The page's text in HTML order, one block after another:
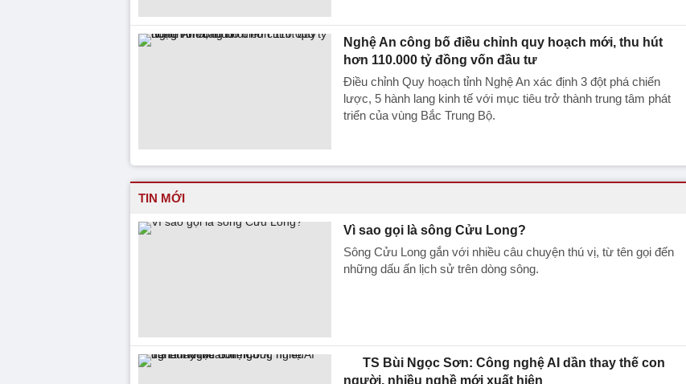
Nghệ An công bố điều chỉnh quy hoạch mới, thu hút
hơn 110.000 tỷ đồng vốn đầu tư
Điều chỉnh Quy hoạch tỉnh Nghệ An xác định 3 đột phá chiến
lược, 5 hành lang kinh tế với mục tiêu trở thành trung tâm phát
triển của vùng Bắc Trung Bộ.
TIN MỚI
Vì sao gọi là sông Cửu Long?
Sông Cửu Long gắn với nhiều câu chuyện thú vị, từ tên gọi đến
những dấu ấn lịch sử trên dòng sông.
TS Bùi Ngọc Sơn: Công nghệ AI dần thay thế con
người, nhiều nghề mới xuất hiện